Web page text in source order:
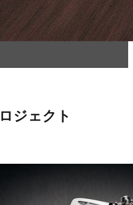
ジェクト